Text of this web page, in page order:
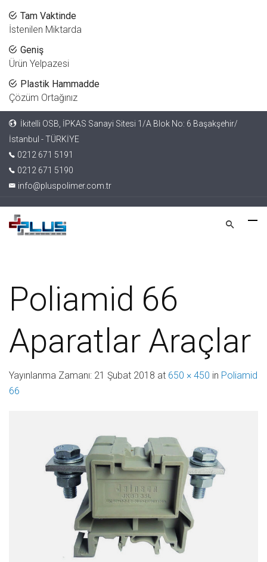
Tam Vaktinde
İstenilen Miktarda
Geniş
Ürün Yelpazesi
Plastik Hammadde
Çözüm Ortağınız
İkitelli OSB, İPKAS Sanayi Sitesi 1/A Blok No: 6 Başakşehir/
İstanbul - TÜRKİYE
0212 671 5191
0212 671 5190
info@pluspolimer.com.tr
Poliamid 66
Aparatlar Araçlar
Yayınlanma Zamanı: 21 Şubat 2018 at 650 × 450 in Poliamid
66